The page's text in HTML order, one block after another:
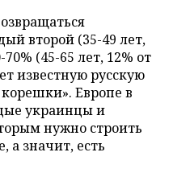
второй (35-49 лет,
(45-65 лет, 12% от
известную русскую
Европе в
украинцы и
нужно строить
а значит, есть